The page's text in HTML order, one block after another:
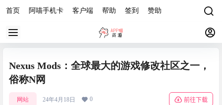
首页 阿喵手机卡 客户端 帮助 签到 赞助
Nexus Mods：全球最大的游戏修改社区之一，
俗称N网
网站 24年4月18日 0 前往下载